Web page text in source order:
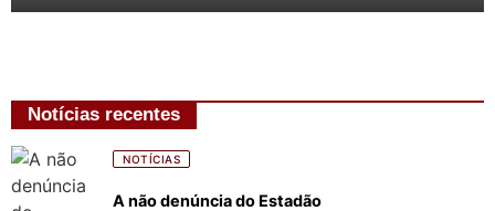
Notícias recentes
NOTÍCIAS
A não denúncia do Estadão